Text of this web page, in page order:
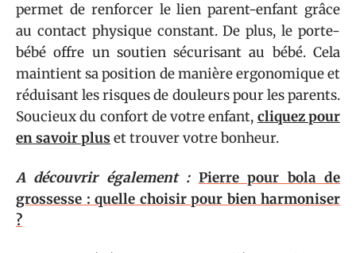
permet de renforcer le lien parent-enfant grâce
au contact physique constant. De plus, le porte-
bébé offre un soutien sécurisant au bébé. Cela
maintient sa position de manière ergonomique et
réduisant les risques de douleurs pour les parents.
Soucieux du confort de votre enfant, cliquez pour
en savoir plus et trouver votre bonheur.
A découvrir également : Pierre pour bola de
grossesse : quelle choisir pour bien harmoniser
?